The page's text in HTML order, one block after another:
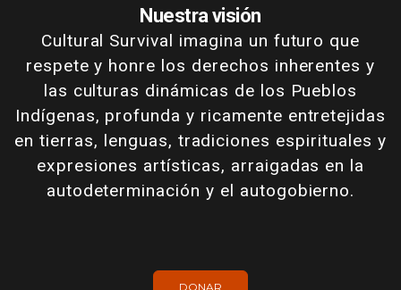
Nuestra visión
Cultural Survival imagina un futuro que
respete y honre los derechos inherentes y
las culturas dinámicas de los Pueblos
Indígenas, profunda y ricamente entretejidas
en tierras, lenguas, tradiciones espirituales y
expresiones artísticas, arraigadas en la
autodeterminación y el autogobierno.
DONAR